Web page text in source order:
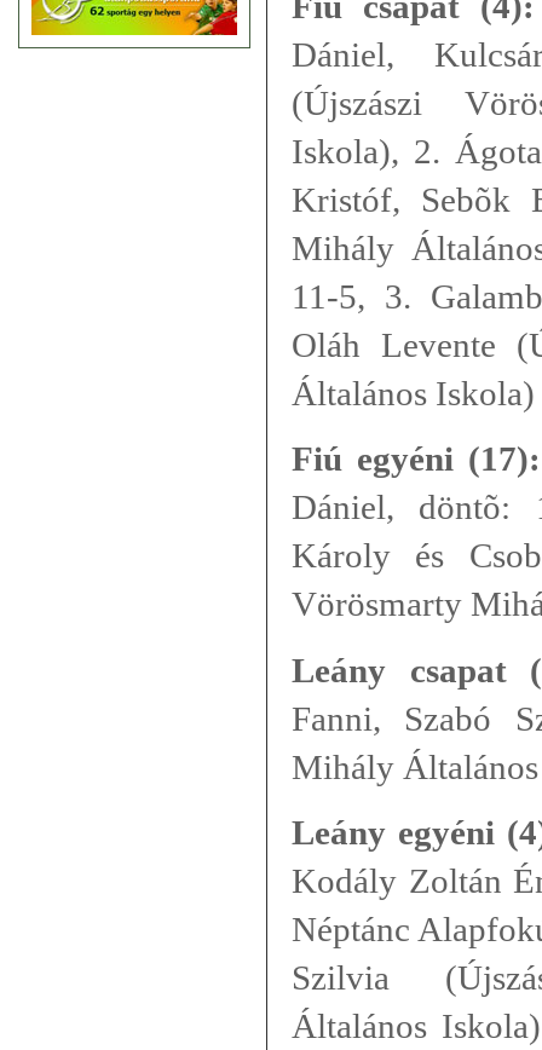
Dániel,
(Újszászi
Iskola), 2.
Kristóf, Sebõk
Mihály
11-5, 3.
Oláh Levente
Általános Iskola)
Fiú egyéni (17):
Dániel, döntõ:
Károly és
Vörösmarty
Leány csapat
Fanni, Szabó
Mihály
Leány egyéni
Kodály Zoltán
Néptánc
Szilvia
Általános